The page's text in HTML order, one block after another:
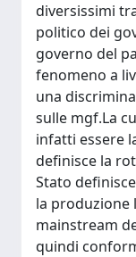
diversissimi
politico dei
governo del
fenomeno a
una
sulle mgf.La
infatti essere
definisce la
Stato
la produzione
mainstream
quindi